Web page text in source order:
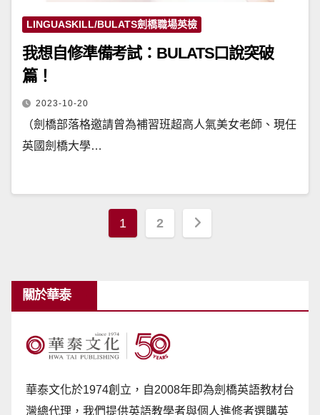
LINGUASKILL/BULATS劍橋職場英檢
我想自修準備考試：BULATS口說突破
篇！
2023-10-20
（劍橋部落格邀請曾為補習班超高人氣美女老師、現任
英國劍橋大學…
章
1 2
關於華泰
華泰文化於1974創立，自2008年即為劍橋英語教材台
灣總代理，我們提供英語教學者與個人進修者選購英